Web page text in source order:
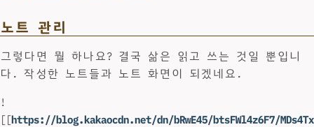
노트 관리
그렇다면 뭘 하나요? 결국 삶은 읽고 쓰는 것일 뿐입니
다. 작성한 노트들과 노트 화면이 되겠네요.
!
[[https://blog.kakaocdn.net/dn/bRwE45/btsFWl4z6F7/MDs4Tx